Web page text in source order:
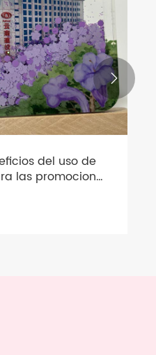
del uso de
las promociones
